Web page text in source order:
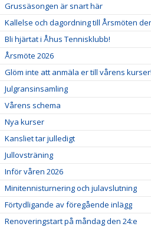
Grussäsongen är snart här
Kallelse och dagordning till Årsmöten
Bli hjärtat i Åhus Tennisklubb!
Årsmöte 2026
Glöm inte att anmäla er till vårens kurser!
Julgransinsamling
Vårens schema
Nya kurser
Kansliet tar julledigt
Jullovsträning
Inför våren 2026
Minitennisturnering och julavslutning
Förtydligande av föregående inlägg
Renoveringstart på måndag den 24:e